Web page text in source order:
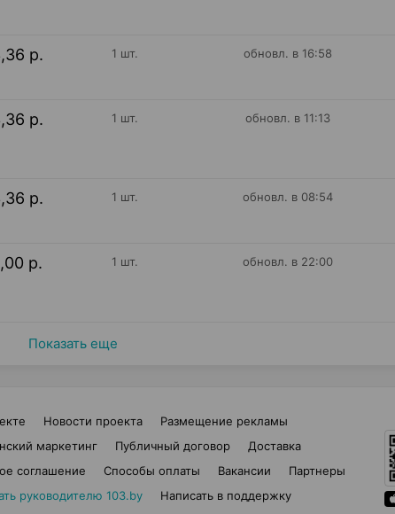
р. 1 шт. обновл. в 16:58
р. 1 шт. обновл. в 11:13
р. 1 шт. обновл. в 08:54
р. 1 шт. обновл. в 22:00
Показать еще
Новости проекта
Размещение рекламы
маркетинг
Публичный договор
Доставка
соглашение
Способы оплаты Вакансии
Партнеры
руководителю 103.by
Написать в поддержку